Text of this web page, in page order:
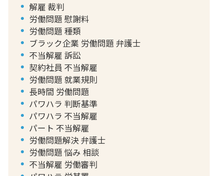
解雇 裁判
労働問題 慰謝料
労働問題 種類
ブラック企業 労働問題 弁護士
不当解雇 訴訟
契約社員 不当解雇
労働問題 就業規則
長時間 労働問題
パワハラ 判断基準
パワハラ 不当解雇
パート 不当解雇
労働問題解決 弁護士
労働問題 悩み 相談
不当解雇 労働審判